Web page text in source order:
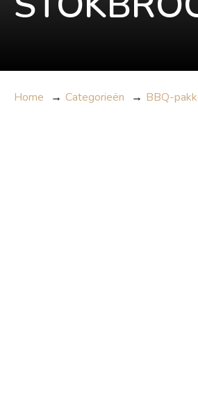
Home → Categorieën → BBQ-